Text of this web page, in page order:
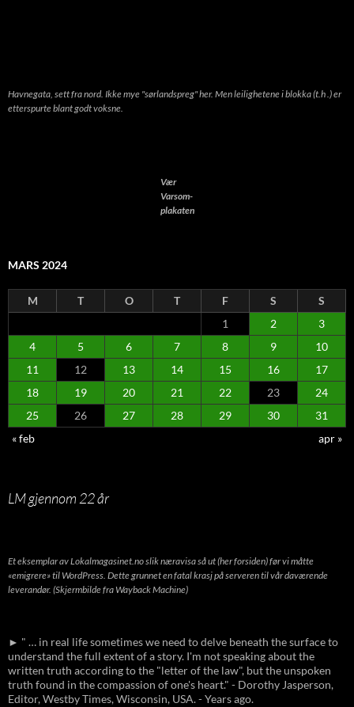
Havnegata, sett fra nord. Ikke mye "sørlandspreg" her. Men leilighetene i blokka (t.h .) er
etterspurte blant godt voksne.
Vær
Varsom-
plakaten
MARS 2024
M T O T F S
S
1
2
3
4
5 6 7 8 9
10
11
12 13 14 15 16
17
18
19 20 21 22 23
24
25
26 27 28 29 30
31
« feb
apr »
LM gjennom 22 år
Et eksemplar av Lokalmagasinet.no slik næravisa så ut (her forsiden) før vi måtte
«emigrere» til WordPress. Dette grunnet en fatal krasj på serveren til vår daværende
leverandør. (Skjermbilde fra Wayback Machine)
► " … in real life sometimes we need to delve beneath the surface to
understand the full extent of a story. I'm not speaking about the
written truth according to the "letter of the law", but the unspoken
truth found in the compassion of one's heart." - Dorothy Jasperson,
Editor, Westby Times, Wisconsin, USA. - Years ago.